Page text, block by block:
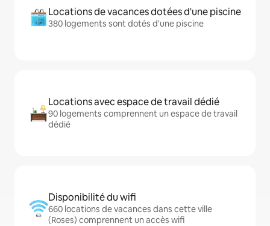
Locations de vacances dotées d'une piscine
380 logements sont dotés d'une piscine
Locations avec espace de travail dédié
90 logements comprennent un espace de travail
dédié
Disponibilité du wifi
660 locations de vacances dans cette ville
(Roses) comprennent un accès wifi